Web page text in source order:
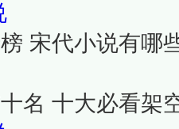
宋代小说有哪
名 十大必看架